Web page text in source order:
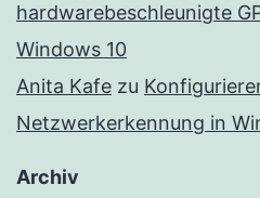
hardwarebeschleunigte
Windows 10
Anita Kafe zu
Netzwerkerkennung in
Archiv